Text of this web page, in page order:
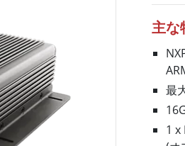
バータイプパ
エッジAIパネ
ューティング
丈なPC IP65
イ
ヘルスケア
ヘルスケア堅
ヘルスケアパ
スマート充
主な
最
1 x